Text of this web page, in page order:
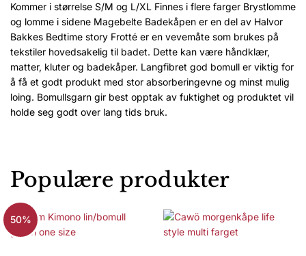
Kommer i størrelse S/M og L/XL Finnes i flere farger Brystlomme
og lomme i sidene Magebelte Badekåpen er en del av Halvor
Bakkes Bedtime story Frotté er en vevemåte som brukes på
tekstiler hovedsakelig til badet. Dette kan være håndklær,
matter, kluter og badekåper. Langfibret god bomull er viktig for
å få et godt produkt med stor absorberingevne og minst mulig
loing. Bomullsgarn gir best opptak av fuktighet og produktet vil
holde seg godt over lang tids bruk.
Populære produkter
50%